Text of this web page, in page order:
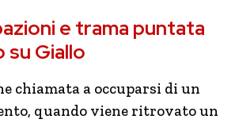
e trama puntata
su Giallo
chiamata a occuparsi di un
quando viene ritrovato un